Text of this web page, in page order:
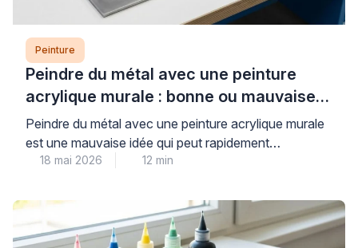
Peinture
Peindre du métal avec une peinture
acrylique murale : bonne ou mauvaise
idée ?
Peindre du métal avec une peinture acrylique murale
est une mauvaise idée qui peut rapidement
compromettre la durabilité et l’esthétique de vos
pour les surfaces poreuses comme le plâtre, n’offrent
ni l’adhérence ni la protection anticorrosion
nécessaires aux supports métalliques, exposant ainsi
18 mai 2026 12 min